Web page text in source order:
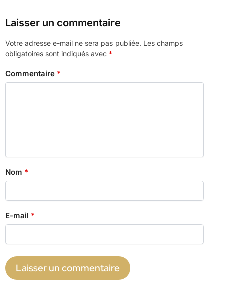
Laisser un commentaire
Votre adresse e-mail ne sera pas publiée. Les champs
obligatoires sont indiqués avec *
Commentaire *
Nom *
E-mail *